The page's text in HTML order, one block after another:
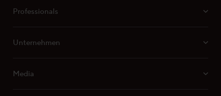
Ihre persönliche Wunschliste
Sprache wählen (
Professionals
Unternehmen
Media